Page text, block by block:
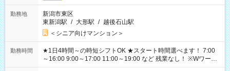
勤務地
新潟市東区
東新潟駅 / 大形駅 / 越後石山駅
＜シニア向けマンション＞
勤務時間
★1日4時間～の時短シフトOK ★スタート時間選べます！ 7:00
～16:00 9:00～17:00 11:00～19:00 など 残業なし！ ※Wワーク
の場合、他のお仕事と合わせ週40時間超の就業はご案内できま